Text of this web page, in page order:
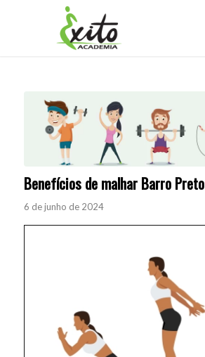
Benefícios de malhar Barro Preto
6 de junho de 2024